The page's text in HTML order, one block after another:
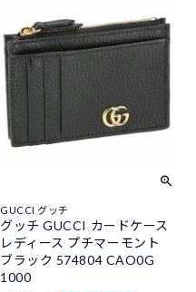
GUCCI グッチ
グッチ GUCCI カードケース
レディース プチマーモント
ブラック 574804 CAO0G
1000